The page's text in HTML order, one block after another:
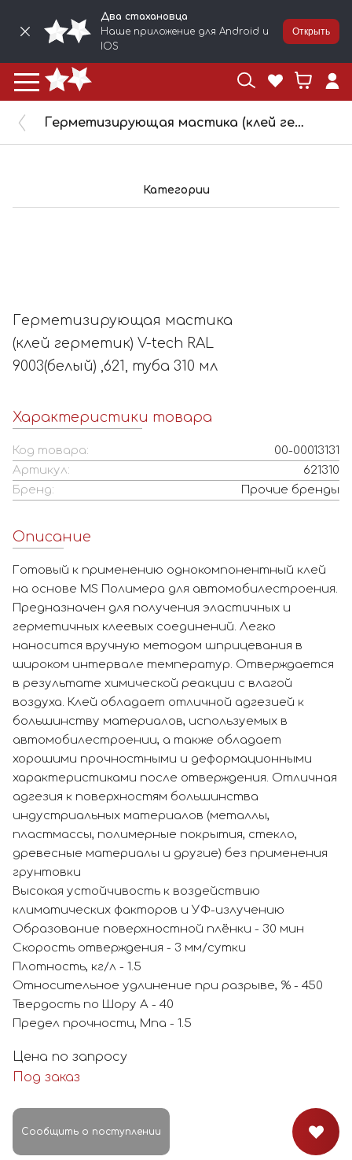
Два стахановца
Наше приложение для Android и
IOS
Открыть
Герметизирующая мастика (клей герметик) V-tech RAL 9003(белый) ,621, туба 310 мл
Категории
Герметизирующая мастика
(клей герметик) V-tech RAL
9003(белый) ,621, туба 310 мл
Характеристики товара
Код товара:
00-00013131
Артикул:
621310
Бренд:
Прочие бренды
Описание
Готовый к применению однокомпонентный клей
на основе MS Полимера для автомобилестроения.
Предназначен для получения эластичных и
герметичных клеевых соединений. Легко
наносится вручную методом шприцевания в
широком интервале температур. Отверждается
в результате химической реакции с влагой
воздуха. Клей обладает отличной адгезией к
большинству материалов, используемых в
автомобилестроении, а также обладает
хорошими прочностными и деформационными
характеристиками после отверждения. Отличная
адгезия к поверхностям большинства
индустриальных материалов (металлы,
пластмассы, полимерные покрытия, стекло,
древесные материалы и другие) без применения
грунтовки
Высокая устойчивость к воздействию
климатических факторов и УФ-излучению
Образование поверхностной плёнки - 30 мин
Скорость отверждения - 3 мм/сутки
Плотность, кг/л - 1.5
Относительное удлинение при разрыве, % - 450
Твердость по Шору А - 40
Предел прочности, Мпа - 1.5
Цена по запросу
Под заказ
Сообщить о поступлении